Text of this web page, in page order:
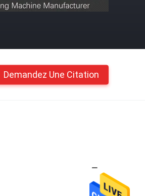
Demandez Une Citation